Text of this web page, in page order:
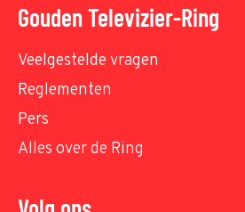
Gouden Televizier-Ring
Veelgestelde vragen
Reglementen
Pers
Alles over de Ring